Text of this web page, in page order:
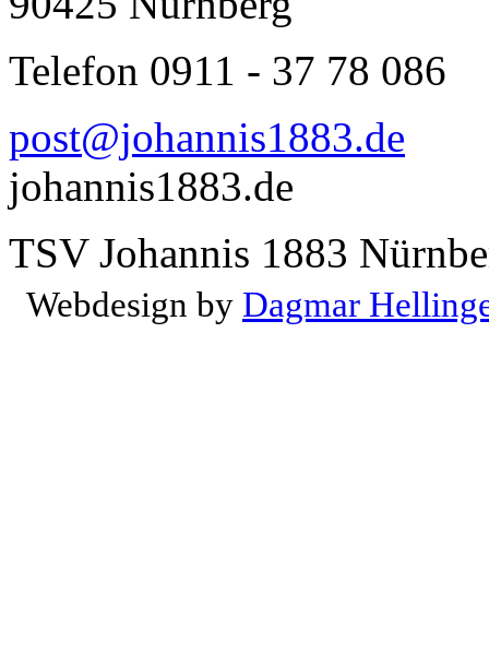
Telefon 0911 - 37 78 086
post@johannis1883.de
johannis1883.de
TSV Johannis 1883
Webdesign by Dagmar